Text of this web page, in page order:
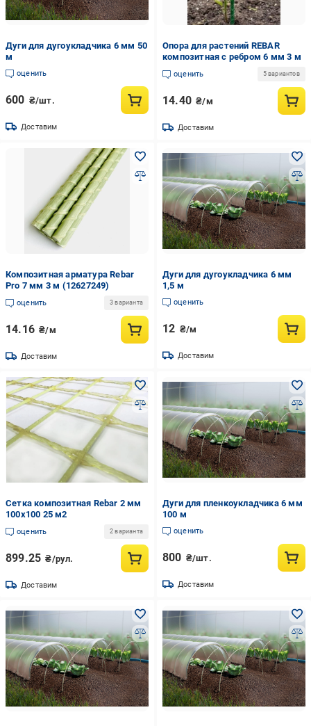
Дуги для дугоукладчика 6 мм 50
м
оценить
600 ₴/шт.
Доставим
Опора для растений REBAR
композитная с ребром 6 мм 3 м
оценить 5 вариантов
14.40 ₴/м
Доставим
Композитная арматура Rebar
Pro 7 мм 3 м (12627249)
оценить 3 варианта
14.16 ₴/м
Доставим
Дуги для дугоукладчика 6 мм
1,5 м
оценить
12 ₴/м
Доставим
Сетка композитная Rebar 2 мм
100х100 25 м2
оценить 2 варианта
899.25 ₴/рул.
Доставим
Дуги для пленкоукладчика 6 мм
100 м
оценить
800 ₴/шт.
Доставим